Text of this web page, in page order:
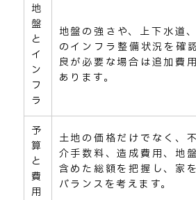
地
盤
と
イ
ン
フ
ラ
地盤の強さや、上下水道
のインフラ整備状況を確
良が必要な場合は追加費
あります。
予
算
と
費
用
土地の価格だけでなく、
介手数料、造成費用、地
含めた総額を把握し、家
バランスを考えます。